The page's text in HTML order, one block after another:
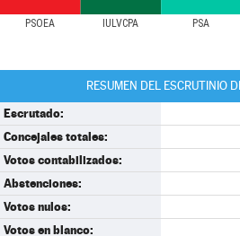
PSOEA IULVCPA PSA
RESUMEN DEL ESCRUTINIO
Escrutado:
Concejales totales:
Votos contabilizados:
Abstenciones:
Votos nulos:
Votos en blanco: